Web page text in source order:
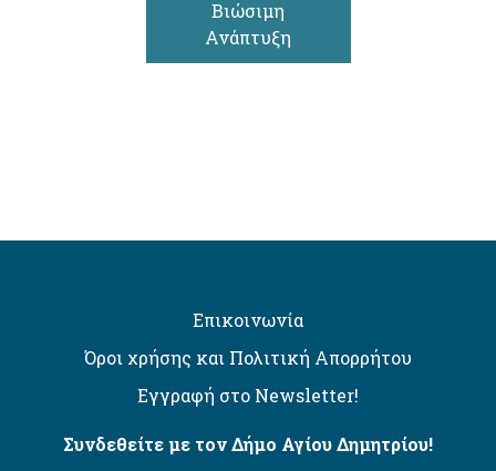
Βιώσιμη
Ανάπτυξη
Επικοινωνία
Όροι χρήσης και Πολιτική Απορρήτου
Εγγραφή στο Newsletter!
Συνδεθείτε με τον Δήμο Αγίου Δημητρίου!